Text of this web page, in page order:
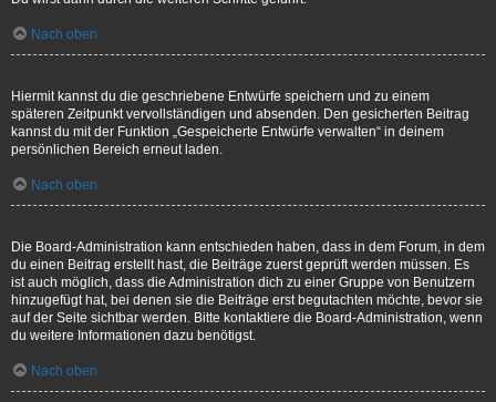
Nach oben
Hiermit kannst du die geschriebene Entwürfe speichern und zu einem
späteren Zeitpunkt vervollständigen und absenden. Den gesicherten Beitrag
kannst du mit der Funktion „Gespeicherte Entwürfe verwalten“ in deinem
persönlichen Bereich erneut laden.
Nach oben
Die Board-Administration kann entschieden haben, dass in dem Forum, in dem
du einen Beitrag erstellt hast, die Beiträge zuerst geprüft werden müssen. Es
ist auch möglich, dass die Administration dich zu einer Gruppe von Benutzern
hinzugefügt hat, bei denen sie die Beiträge erst begutachten möchte, bevor sie
auf der Seite sichtbar werden. Bitte kontaktiere die Board-Administration, wenn
du weitere Informationen dazu benötigst.
Nach oben